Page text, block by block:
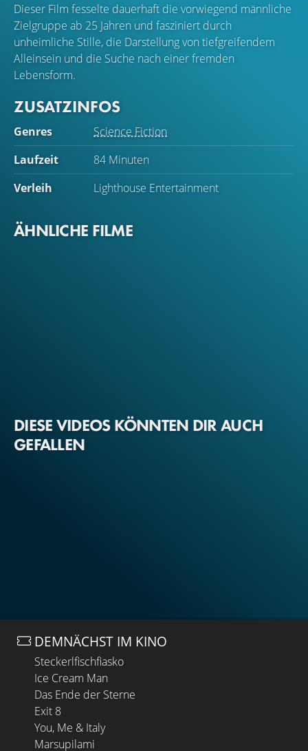
Dieser Film fesselte dauerhaft die vorwiegend männliche
Zielgruppe ab 25 Jahren und fasziniert durch
unheimliche Stille, die Darstellung von tiefgreifendem
Alleinsein und die Suche nach einer fremden
Lebensform.
ZUSATZINFOS
Genres
Science Fiction
Laufzeit
84 Minuten
Verleih
Lighthouse Entertainment
ÄHNLICHE FILME
DIESE VIDEOS KÖNNTEN DIR AUCH
GEFALLEN
DEMNÄCHST IM KINO
Steckerlfischfiasko
Ice Cream Man
Das Ende der Sterne
Exit 8
You, Me & Italy
Marsupilami